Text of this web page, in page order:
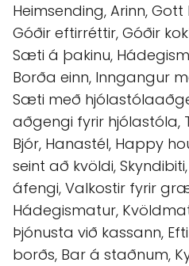
Heimsending, Arinn,
Góðir eftirréttir, Góðir
Sæti á þakinu,
Borða einn, Inngangur
Sæti með
aðgengi fyrir hjólastóla,
Bjór, Hanastél, Happy
seint að kvöldi,
áfengi, Valkostir fyrir
Hádegismatur,
Þjónusta við kassann,
borðs, Bar á staðnum,